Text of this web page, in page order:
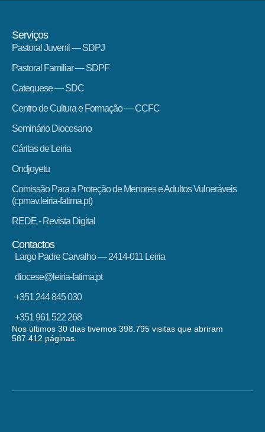
Serviços
Pastoral Juvenil — SDPJ
Pastoral Familiar — SDPF
Catequese — SDC
Centro de Cultura e Formação — CCFC
Seminário Diocesano
Cáritas de Leiria
Ondjoyetu
Comissão Para a Proteção de Menores e Adultos Vulneráveis
(cpmav.leiria-fatima.pt)
REDE - Revista Digital
Contactos
Largo Padre Carvalho — 2414-011 Leiria
diocese@leiria-fatima.pt
+351 244 845 030
+351 961 522 268
Nos últimos 30 dias tivemos 398.795 visitas que abriram
587.412 páginas.